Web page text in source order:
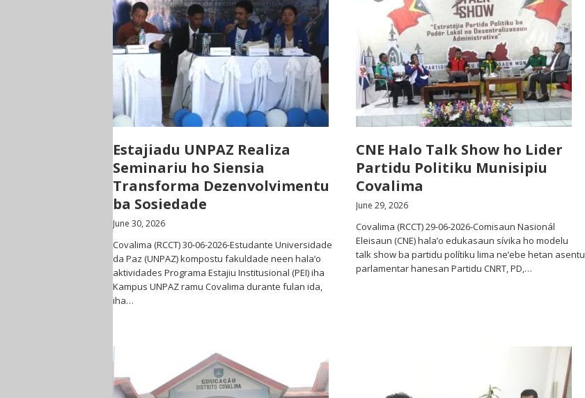
Estajiadu UNPAZ Realiza
Seminariu ho Siensia
Transforma Dezenvolvimentu
ba Sosiedade
June 30, 2026
Covalima (RCCT) 30-06-2026-Estudante Universidade
da Paz (UNPAZ) kompostu fakuldade neen hala’o
aktividades Programa Estajiu Institusional (PEI) iha
Kampus UNPAZ ramu Covalima durante fulan ida,
iha…
CNE Halo Talk Show ho Lider
Partidu Politiku Munisipiu
Covalima
June 29, 2026
Covalima (RCCT) 29-06-2026-Comisaun Nasionál
Eleisaun (CNE) hala’o edukasaun sívika ho modelu
talk show ba partidu polítiku lima ne’ebe hetan asentu
parlamentar hanesan Partidu CNRT, PD,…